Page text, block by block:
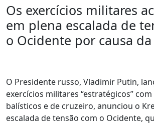
Os exercícios militares
em plena escalada de
o Ocidente por causa
O Presidente russo, Vladimir Putin,
exercícios militares “estratégicos” com
balísticos e de cruzeiro, anunciou o
escalada de tensão com o Ocidente,